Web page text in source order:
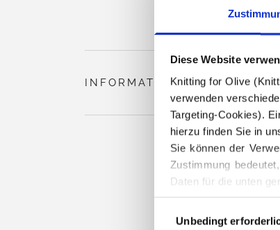
Diese Website
Knitting for Olive
verwenden
Targeting-Cookies).
hierzu finden Sie in
Sie können der
Zustimmung
Daten für die unten
Sie können Ihre
Löschen von Cookies
Unbedingt
INFORMATIONEN ZUM